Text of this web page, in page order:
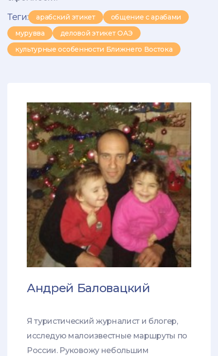
Теги: арабский этикет
общение с арабами
мурувва
деловой этикет ОАЭ
культурные особенности Ближнего Востока
Андрей Баловацкий
Я туристический журналист и блогер,
исследую малоизвестные маршруты по
России. Руковожу небольшим